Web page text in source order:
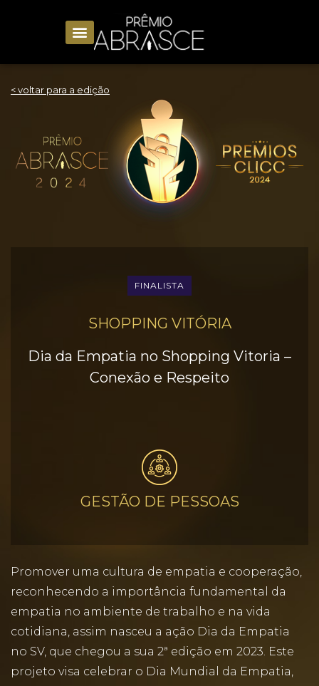
< voltar para a edição
FINALISTA
SHOPPING VITÓRIA
Dia da Empatia no Shopping Vitoria –
Conexão e Respeito
GESTÃO DE PESSOAS
Promover uma cultura de empatia e cooperação,
reconhecendo a importância fundamental da
empatia no ambiente de trabalho e na vida
cotidiana, assim nasceu a ação Dia da Empatia
no SV, que chegou a sua 2ª edição em 2023. Este
projeto visa celebrar o Dia Mundial da Empatia,